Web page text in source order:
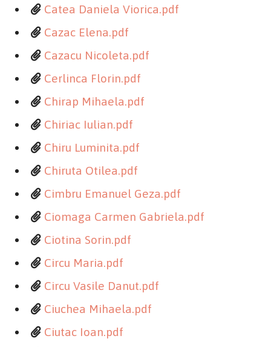
Catea Daniela Viorica.pdf
Cazac Elena.pdf
Cazacu Nicoleta.pdf
Cerlinca Florin.pdf
Chirap Mihaela.pdf
Chiriac Iulian.pdf
Chiru Luminita.pdf
Chiruta Otilea.pdf
Cimbru Emanuel Geza.pdf
Ciomaga Carmen Gabriela.pdf
Ciotina Sorin.pdf
Circu Maria.pdf
Circu Vasile Danut.pdf
Ciuchea Mihaela.pdf
Ciutac Ioan.pdf